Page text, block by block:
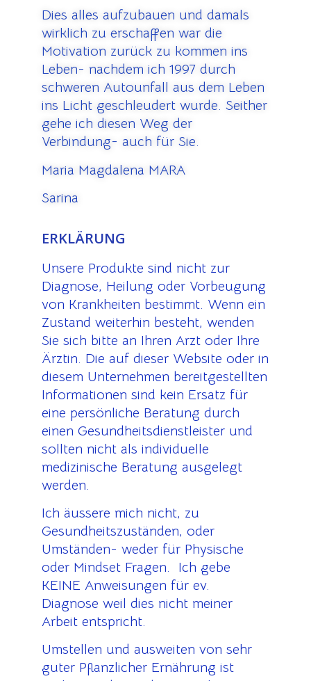
Dies alles aufzubauen und damals
wirklich zu erschaffen war die
Motivation zurück zu kommen ins
Leben- nachdem ich 1997 durch
schweren Autounfall aus dem Leben
ins Licht geschleudert wurde. Seither
gehe ich diesen Weg der
Verbindung- auch für Sie.
Maria Magdalena MARA
Sarina
ERKLÄRUNG
Unsere Produkte sind nicht zur
Diagnose, Heilung oder Vorbeugung
von Krankheiten bestimmt. Wenn ein
Zustand weiterhin besteht, wenden
Sie sich bitte an Ihren Arzt oder Ihre
Ärztin. Die auf dieser Website oder in
diesem Unternehmen bereitgestellten
Informationen sind kein Ersatz für
eine persönliche Beratung durch
einen Gesundheitsdienstleister und
sollten nicht als individuelle
medizinische Beratung ausgelegt
werden.
Ich äussere mich nicht, zu
Gesundheitszuständen, oder
Umständen- weder für Physische
oder Mindset Fragen. Ich gebe
KEINE Anweisungen für ev.
Diagnose weil dies nicht meiner
Arbeit entspricht.
Umstellen und ausweiten von sehr
guter Pflanzlicher Ernährung ist